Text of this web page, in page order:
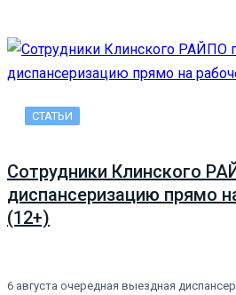
СТАТЬИ
Сотрудники Клинского
диспансеризацию прямо
(12+)
6 августа очередная выездная